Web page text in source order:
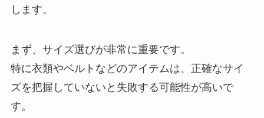
します。
まず、サイズ選びが非常に重要です。
特に衣類やベルトなどのアイテムは、正確なサイ
ズを把握していないと失敗する可能性が高いで
す。